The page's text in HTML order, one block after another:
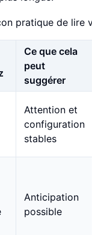
pratique de lire
Ce que cela
peut
suggérer
Attention et
configuration
stables
Anticipation
possible